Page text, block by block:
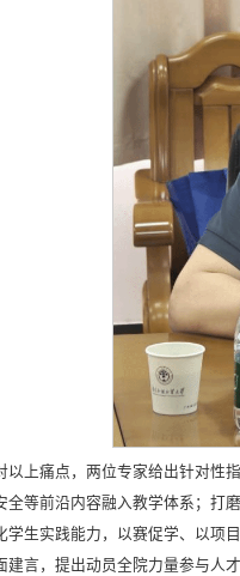
以上痛点，两位专家给出针对性
全等前沿内容融入教学体系；打
学生实践能力，以赛促学、以项
建言，提出动员全院力量参与人